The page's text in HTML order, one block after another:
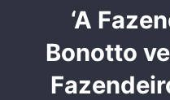
‘A
Bonotto